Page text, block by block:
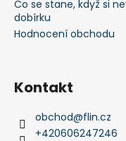
Co se stane, když si
dobírku
Hodnocení obchodu
Kontakt
obchod@flin.cz
+420606247246